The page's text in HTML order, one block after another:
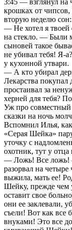
крошках от
вторую неделю сон:
— Не хотел я
на стекло. — Были
сыновей такое
не убивал тебя! Я-
у кухонной утвари.
— А кто убирал
Лекарства
простаивал за
херней для тебя?
Уж про совместный
сказки на ночь
Вспомнил Илья, как
«Серая Шейка»
уточку с
охотник, тут у
— Ложь! Все ложь!
разорвал на
выжила, мать ее!
Шейку, прежде чем
оставит свое
они ее заклевали,
съели! Вот как все
внуками! Это все